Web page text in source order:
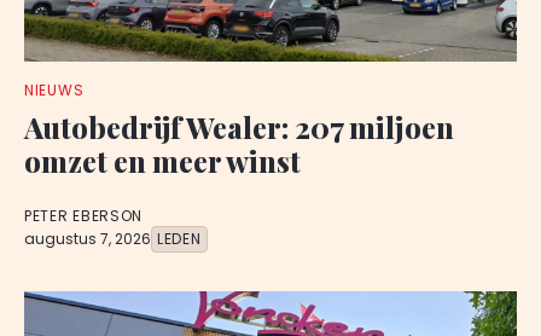
NIEUWS
Autobedrijf Wealer: 207 miljoen
omzet en meer winst
PETER EBERSON
augustus 7, 2026 LEDEN